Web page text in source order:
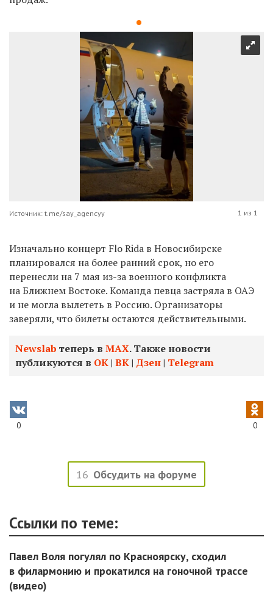
Источник: t.me/say_agencyy 1 из 1
Изначально концерт Flo Rida в Новосибирске
планировался на более ранний срок, но его
перенесли на 7 мая из-за военного конфликта
на Ближнем Востоке. Команда певца застряла в ОАЭ
и не могла вылететь в Россию. Организаторы
заверяли, что билеты остаются действительными.
Newslab теперь в МАХ. Также новости
публикуются в ОК| ВК| Дзен| Telegram
0 0
16 Обсудить на форуме
Ссылки по теме:
Павел Воля погулял по Красноярску, сходил
в филармонию и прокатился на гоночной трассе
(видео)